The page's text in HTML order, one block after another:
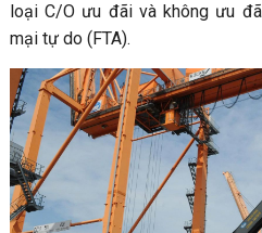
loại C/O ưu đãi và không ưu
mại tự do (FTA).